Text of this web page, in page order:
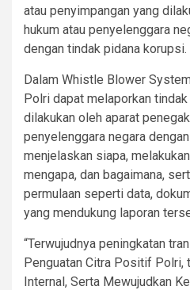
atau penyimpangan yang
hukum atau penyelenggara
dengan tindak pidana korupsi.
Dalam Whistle Blower
Polri dapat melaporkan
dilakukan oleh aparat
penyelenggara negara
menjelaskan siapa,
mengapa, dan bagaimana,
permulaan seperti data,
yang mendukung laporan
“Terwujudnya peningkatan
Penguatan Citra Positif Polri,
Internal, Serta Mewujudkan